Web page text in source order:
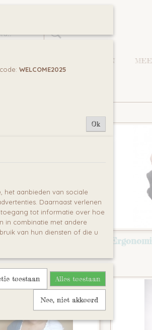
KINDERSTOEL / WIPSTOELEN
WELCOME2025
Ok
het aanbieden van sociale
Daarnaast verlenen
tot informatie over hoe
in combinatie met andere
van hun diensten of die u
toestaan Alles toestaan
Nee, niet akkoord